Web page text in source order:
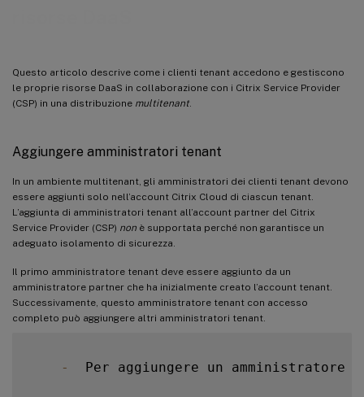
Questo articolo descrive come i clienti tenant accedono e gestiscono
le proprie risorse DaaS in collaborazione con i Citrix Service Provider
(CSP) in una distribuzione multitenant.
Aggiungere amministratori tenant
In un ambiente multitenant, gli amministratori dei clienti tenant devono
essere aggiunti solo nell’account Citrix Cloud di ciascun tenant.
L’aggiunta di amministratori tenant all’account partner del Citrix
Service Provider (CSP) non è supportata perché non garantisce un
adeguato isolamento di sicurezza.
Il primo amministratore tenant deve essere aggiunto da un
amministratore partner che ha inizialmente creato l’account tenant.
Successivamente, questo amministratore tenant con accesso
completo può aggiungere altri amministratori tenant.
-
Per aggiungere un amministratore